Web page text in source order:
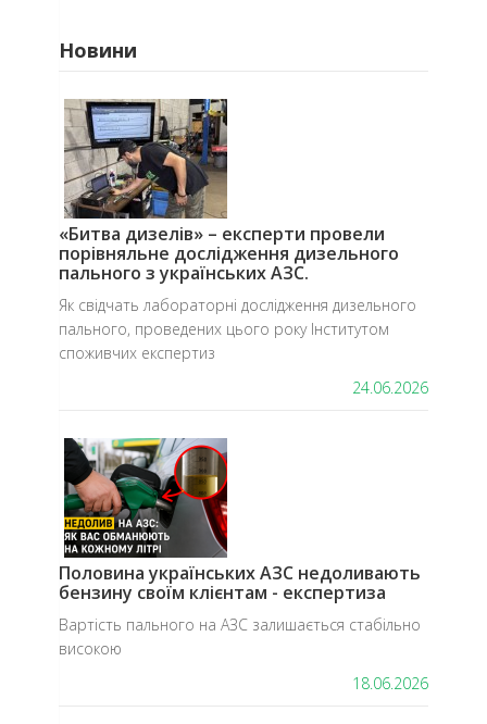
Новини
«Битва дизелів» – експерти провели
порівняльне дослідження дизельного
пального з українських АЗС.
​Як свідчать лабораторні дослідження дизельного
пального, проведених цього року Інститутом
споживчих експертиз
24.06.2026
​Половина українських АЗС недоливають
бензину своїм клієнтам - експертиза
Вартість пального на АЗС залишається стабільно
високою
18.06.2026